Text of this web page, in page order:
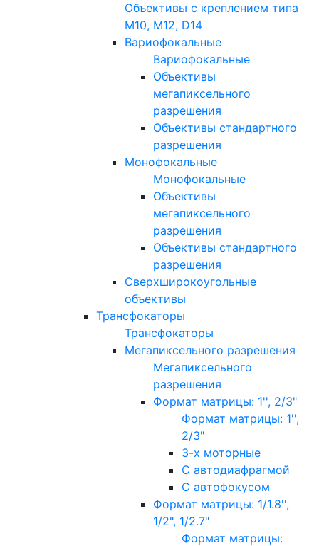
Объективы с креплением типа
M10, M12, D14
Вариофокальные
Вариофокальные
Объективы
мегапиксельного
разрешения
Объективы стандартного
разрешения
Монофокальные
Монофокальные
Объективы
мегапиксельного
разрешения
Объективы стандартного
разрешения
Сверхширокоугольные
объективы
Трансфокаторы
Трансфокаторы
Мегапиксельного разрешения
Мегапиксельного
разрешения
Формат матрицы: 1'', 2/3"
Формат матрицы: 1'',
2/3"
3-х моторные
С автодиафрагмой
С автофокусом
Формат матрицы: 1/1.8'',
1/2", 1/2.7"
Формат матрицы: